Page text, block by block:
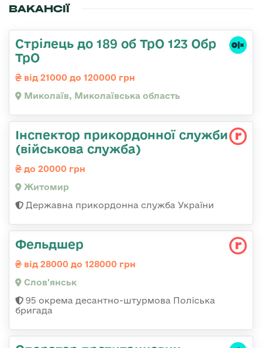
ВАКАНСІЇ
Стрілець до 189 об ТрО 123 Обр
ТрО
від 21000 до 120000 грн
Миколаїв, Миколаївська область
Інспектор прикордонної служби
(військова служба)
до 20000 грн
Житомир
Державна прикордонна служба України
Фельдшер
від 28000 до 128000 грн
Слов'янськ
95 окрема десантно-штурмова Поліська
бригада